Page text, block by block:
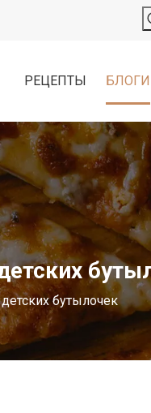
РЕЦЕПТЫ БЛОГИ
бутылочек